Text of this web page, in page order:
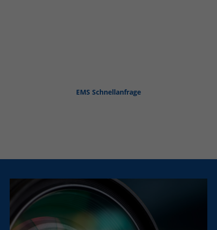
EMS Schnellanfrage